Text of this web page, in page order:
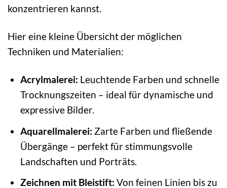
konzentrieren kannst.
Hier eine kleine Übersicht der möglichen
Techniken und Materialien:
Acrylmalerei: Leuchtende Farben und schnelle
Trocknungszeiten – ideal für dynamische und
expressive Bilder.
Aquarellmalerei: Zarte Farben und fließende
Übergänge – perfekt für stimmungsvolle
Landschaften und Porträts.
Zeichnen mit Bleistift: Von feinen Linien bis zu